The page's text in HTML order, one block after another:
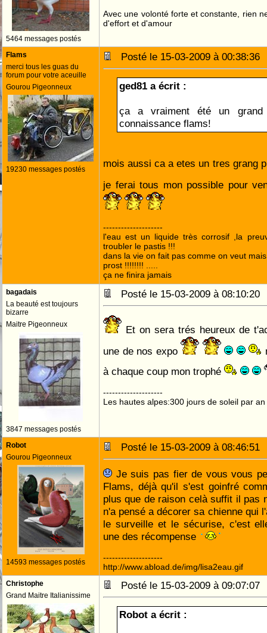
5464 messages postés
Avec une volonté forte et constante, rien
d'effort et d'amour
Flams
merci tous les guas du
forum pour votre aceuille
Gourou Pigeonneux
19230 messages postés
Posté le 15-03-2009 à
ged81 a écrit :
ça a vraiment été un
connaissance flams!
mois aussi ca a etes un tres grang
je ferai tous mon possible pour
--------------------
l'eau est un liquide très corrosif ,la
troubler le pastis !!!
dans la vie on fait pas comme on veut
prost !!!!!!!! .....
ça ne finira jamais
bagadais
La beauté est toujours
bizarre
Maitre Pigeonneux
3847 messages postés
Posté le 15-03-2009 à
Et on sera trés heureux de
une de nos expo
à chaque coup mon trophé
--------------------
Les hautes alpes:300 jours de soleil par an
Robot
Gourou Pigeonneux
14593 messages postés
Posté le 15-03-2009 à
Je suis pas fier de vous vous
Flams, déjà qu'il s'est goinfré
plus que de raison celà suffit il pas
n'a pensé a décorer sa chienne qui
le surveille et le sécurise, c'est
une des récompense
--------------------
http://www.abload.de/img/lisa2eau.gif
Christophe
Grand Maitre Italianissime
Posté le 15-03-2009 à
Robot a écrit :